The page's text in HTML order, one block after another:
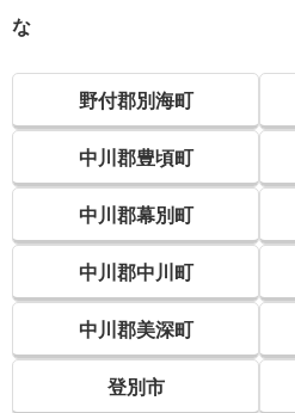
な
野付郡別海町
中川郡豊頃町
中川郡幕別町
中川郡中川町
中川郡美深町
登別市